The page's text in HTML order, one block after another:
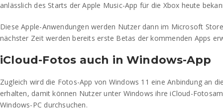
anlässlich des Starts der Apple Music-App für die Xbox heute
Diese Apple-Anwendungen werden Nutzer dann im Microsoft
nächster Zeit werden bereits erste Betas der kommenden Apps
iCloud-Fotos auch in Windows-App
Zugleich wird die Fotos-App von Windows 11 eine Anbindung an
erhalten, damit können Nutzer unter Windows ihre iCloud-
Windows-PC durchsuchen.